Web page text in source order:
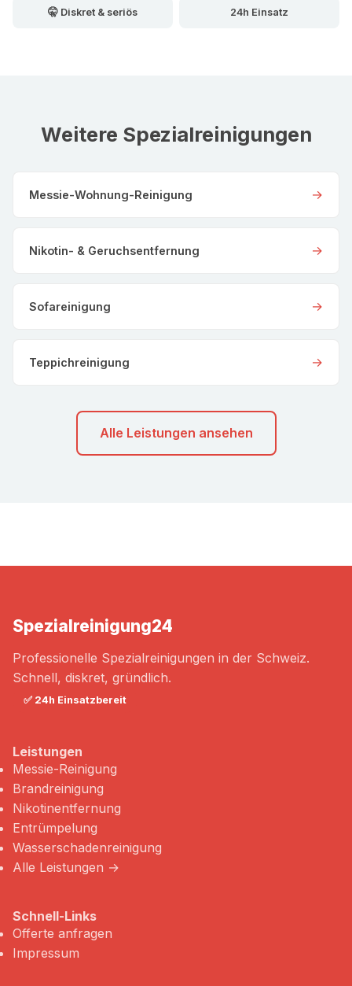
🤫 Diskret & seriös 24h Einsatz
Weitere Spezialreinigungen
Messie-Wohnung-Reinigung →
Nikotin- & Geruchsentfernung →
Sofareinigung →
Teppichreinigung →
Alle Leistungen ansehen
Spezialreinigung24
Professionelle Spezialreinigungen in der Schweiz.
Schnell, diskret, gründlich.
✅ 24h Einsatzbereit
Leistungen
Messie-Reinigung
Brandreinigung
Nikotinentfernung
Entrümpelung
Wasserschadenreinigung
Alle Leistungen →
Schnell-Links
Offerte anfragen
Impressum